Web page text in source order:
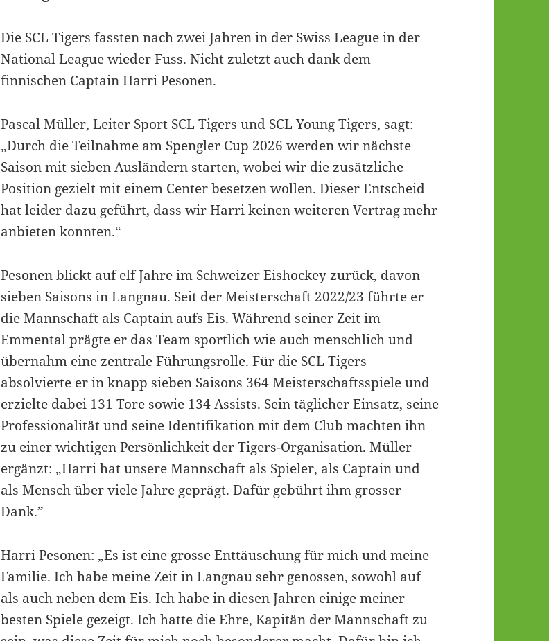
Die SCL Tigers fassten nach zwei Jahren in der Swiss League in der
National League wieder Fuss. Nicht zuletzt auch dank dem
finnischen Captain Harri Pesonen.
Pascal Müller, Leiter Sport SCL Tigers und SCL Young Tigers, sagt:
„Durch die Teilnahme am Spengler Cup 2026 werden wir nächste
Saison mit sieben Ausländern starten, wobei wir die zusätzliche
Position gezielt mit einem Center besetzen wollen. Dieser Entscheid
hat leider dazu geführt, dass wir Harri keinen weiteren Vertrag mehr
anbieten konnten.“
Pesonen blickt auf elf Jahre im Schweizer Eishockey zurück, davon
sieben Saisons in Langnau. Seit der Meisterschaft 2022/23 führte er
die Mannschaft als Captain aufs Eis. Während seiner Zeit im
Emmental prägte er das Team sportlich wie auch menschlich und
übernahm eine zentrale Führungsrolle. Für die SCL Tigers
absolvierte er in knapp sieben Saisons 364 Meisterschaftsspiele und
erzielte dabei 131 Tore sowie 134 Assists. Sein täglicher Einsatz, seine
Professionalität und seine Identifikation mit dem Club machten ihn
zu einer wichtigen Persönlichkeit der Tigers-Organisation. Müller
ergänzt: „Harri hat unsere Mannschaft als Spieler, als Captain und
als Mensch über viele Jahre geprägt. Dafür gebührt ihm grosser
Dank.”
Harri Pesonen: „Es ist eine grosse Enttäuschung für mich und meine
Familie. Ich habe meine Zeit in Langnau sehr genossen, sowohl auf
als auch neben dem Eis. Ich habe in diesen Jahren einige meiner
besten Spiele gezeigt. Ich hatte die Ehre, Kapitän der Mannschaft zu